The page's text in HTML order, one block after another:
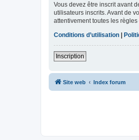
Vous devez être inscrit avant
utilisateurs inscrits. Avant de
attentivement toutes les
Conditions d’utilisation |
Inscription
Site web Index forum